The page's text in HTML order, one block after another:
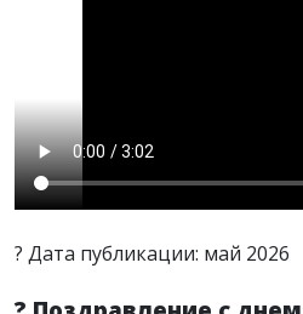
? Дата публикации: май 2026